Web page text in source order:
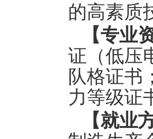
的高素质
【专业
证（低压
队格证书
力等级证
【就业